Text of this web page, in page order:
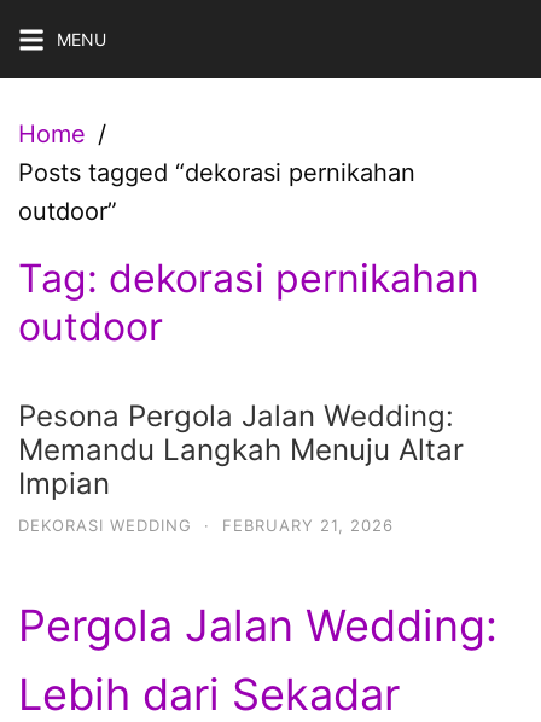
Skip
MENU
Home
Posts tagged “dekorasi pernikahan
outdoor”
Tag: dekorasi pernikahan
outdoor
Pesona Pergola Jalan Wedding:
Memandu Langkah Menuju Altar
Impian
DEKORASI WEDDING · FEBRUARY 21, 2026
Pergola Jalan Wedding:
Lebih dari Sekadar